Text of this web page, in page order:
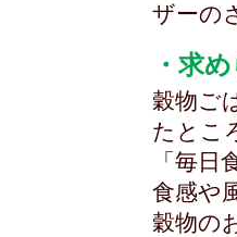
ザーの
・求
穀物ご
たとこ
「毎
食感や
穀物の